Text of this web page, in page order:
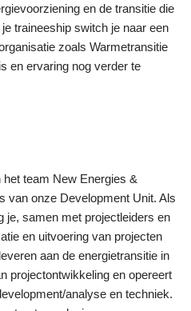
en de transitie die
traineeship switch je naar een
zoals Warmetransitie
en ervaring nog verder te
team New Energies &
van onze Development Unit. Als
je, samen met projectleiders en
en uitvoering van projecten
aan de energietransitie in
projectontwikkeling en opereert
analyse en techniek.